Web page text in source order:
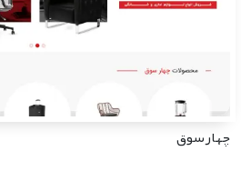
چهارسوق